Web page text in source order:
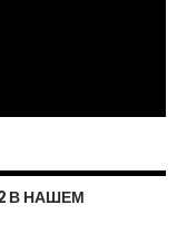
В НАШЕМ